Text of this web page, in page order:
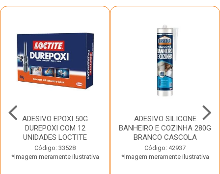
ADESIVO EPOXI 50G
DUREPOXI COM 12
UNIDADES LOCTITE
Código: 33528
*Imagem meramente ilustrativa
ADESIVO SILICONE
BANHEIRO E COZINHA 280G
BRANCO CASCOLA
Código: 42937
*Imagem meramente ilustrativa